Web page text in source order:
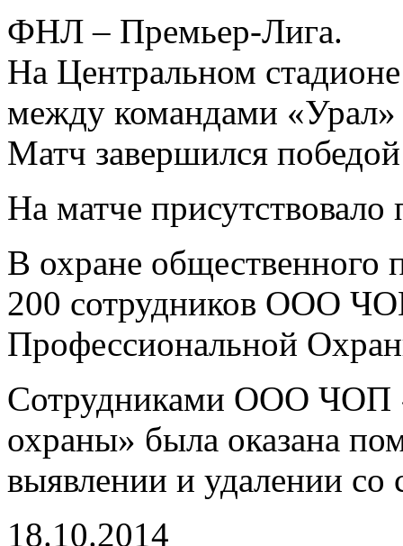
ФНЛ – Премьер-Лига.
На Центральном
между командами
Матч завершился
На матче присутствовало
В охране общественного
200 сотрудников ООО
Профессиональной
Сотрудниками ООО ЧОП
охраны» была оказана
выявлении и удалении
18.10.2014